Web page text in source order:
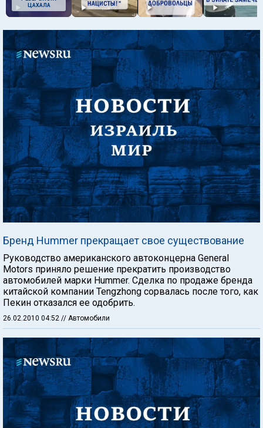
ЦАХАЛА
Бренд Hummer прекращает свое существование
Руководство американского автоконцерна General
Motors приняло решение прекратить производство
автомобилей марки Hummer. Сделка по продаже бренда
китайской компании Tengzhong сорвалась после того, как
Пекин отказался ее одобрить.
26.02.2010 04:52 // Автомобили